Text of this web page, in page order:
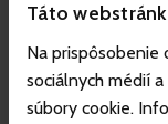
Táto
Na prispôsobenie
sociálnych médií
súbory cookie.
felvonó
Vásárlás